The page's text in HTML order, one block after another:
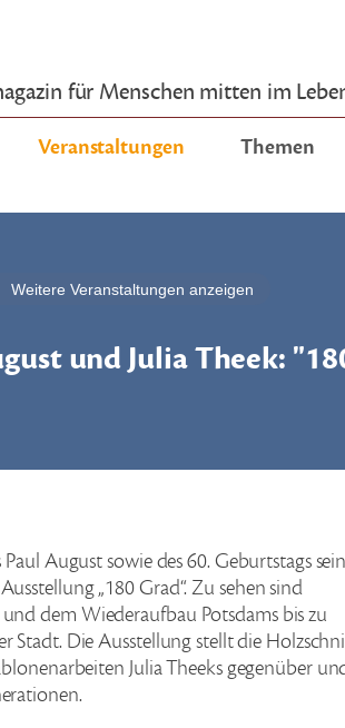
für Menschen mitten im
Veranstaltungen Themen
Weitere Veranstaltungen anzeigen
und Julia Theek:
August sowie des 60. Geburtstags
„180 Grad“. Zu sehen sind
dem Wiederaufbau Potsdams bis zu
Stadt. Die Ausstellung stellt die
Julia Theeks gegenüber